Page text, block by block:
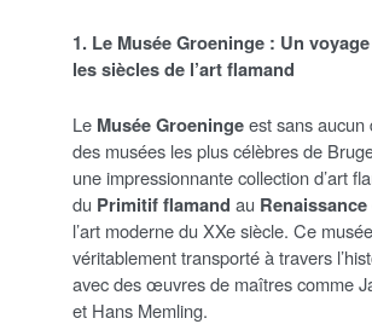
1. Le Musée Groeninge : Un
les siècles de l’art flamand
Le Musée Groeningeest sans aucun
des musées les plus célèbres de
une impressionnante collection d’art
du Primitif flamand au Renaissance
l’art moderne du XXe siècle. Ce
véritablement transporté à travers
avec des œuvres de maîtres comme
et Hans Memling.